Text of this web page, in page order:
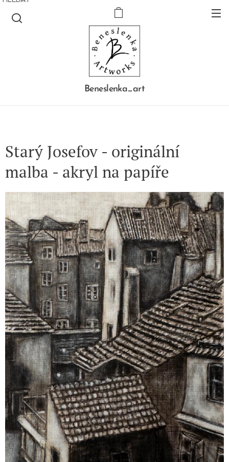
Beneslenka_art
Starý Josefov - originální
malba - akryl na papíře